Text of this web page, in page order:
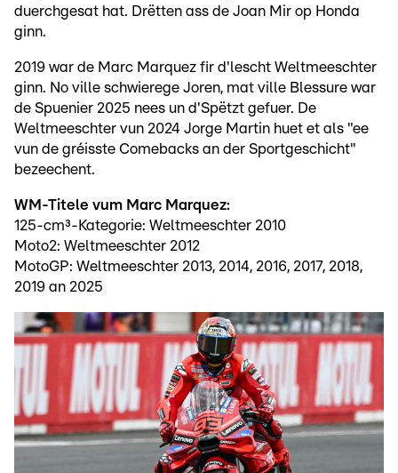
duerchgesat hat. Drëtten ass de Joan Mir op Honda
ginn.
2019 war de Marc Marquez fir d'lescht Weltmeeschter
ginn. No ville schwierege Joren, mat ville Blessure war
de Spuenier 2025 nees un d'Spëtzt gefuer. De
Weltmeeschter vun 2024 Jorge Martin huet et als "ee
vun de gréisste Comebacks an der Sportgeschicht"
bezeechent.
WM-Titele vum Marc Marquez:
125-cm³-Kategorie: Weltmeeschter 2010
Moto2: Weltmeeschter 2012
MotoGP: Weltmeeschter 2013, 2014, 2016, 2017, 2018,
2019 an 2025